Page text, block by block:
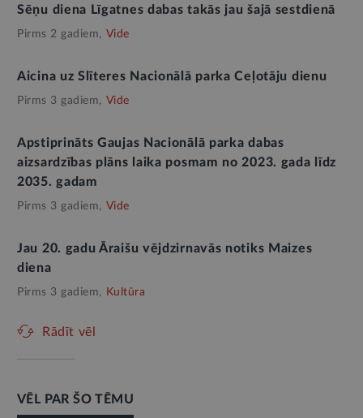
Sēņu diena Līgatnes dabas takās jau šajā sestdienā
Pirms 2 gadiem, Vide
Aicina uz Slīteres Nacionālā parka Ceļotāju dienu
Pirms 3 gadiem, Vide
Apstiprināts Gaujas Nacionālā parka dabas
aizsardzības plāns laika posmam no 2023. gada līdz
2035. gadam
Pirms 3 gadiem, Vide
Jau 20. gadu Āraišu vējdzirnavās notiks Maizes
diena
Pirms 3 gadiem, Kultūra
Rādīt vēl
VĒL PAR ŠO TĒMU